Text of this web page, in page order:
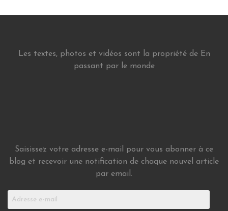
Les textes, photos et vidéos sont la propriété de En
passant par le monde
Saisissez votre adresse e-mail pour vous abonner à ce
blog et recevoir une notification de chaque nouvel article
par email.
Adresse